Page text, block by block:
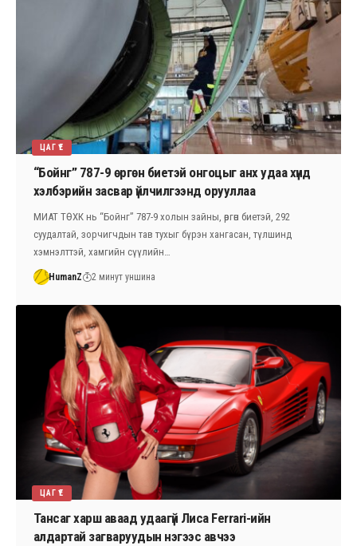
ЦАГ ҮЕ
“Бойнг” 787-9 өргөн биетэй онгоцыг анх удаа хүнд
хэлбэрийн засвар үйлчилгээнд орууллаа
МИАТ ТӨХК нь “Бойнг” 787-9 холын зайны, өргөн биетэй, 292
суудалтай, зорчигчдын тав тухыг бүрэн хангасан, түлшинд
хэмнэлттэй, хамгийн сүүлийн…
HumanZ 2 минут уншина
ЦАГ ҮЕ
Тансаг харш аваад удаагүй Лиса Ferrari-ийн
алдартай загваруудын нэгээс авчээ